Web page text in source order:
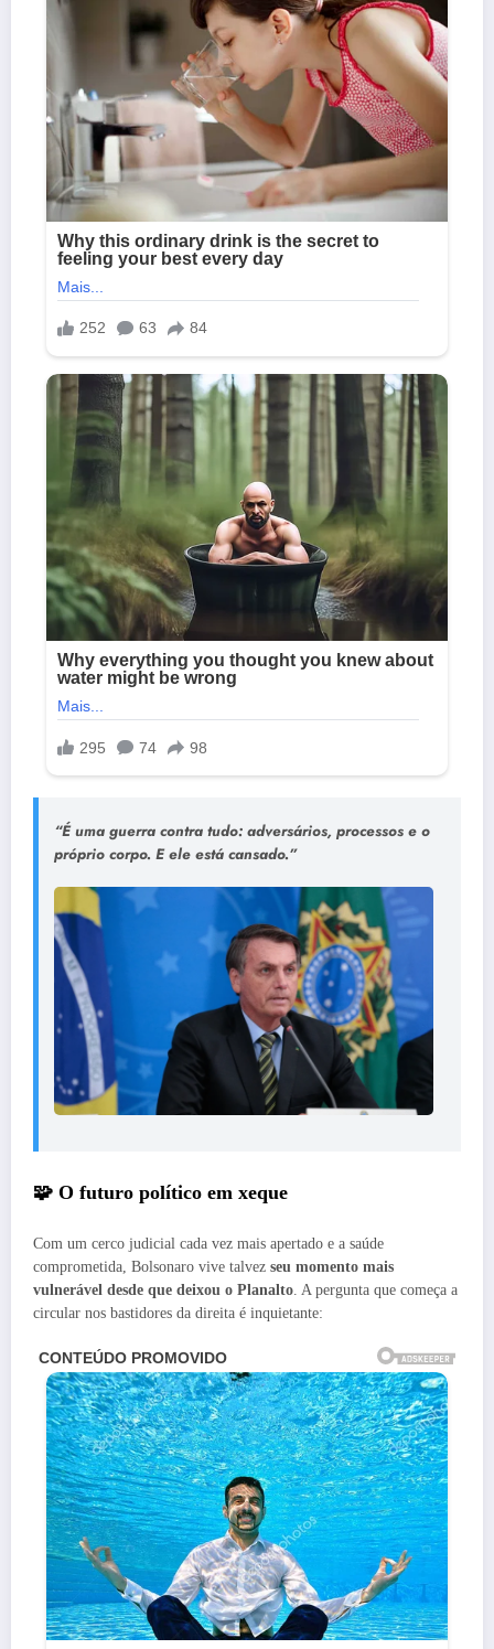
“É uma guerra contra tudo: adversários, processos e o
próprio corpo. E ele está cansado.”
🧩 O futuro político em xeque
Com um cerco judicial cada vez mais apertado e a saúde
comprometida, Bolsonaro vive talvez seu momento mais
vulnerável desde que deixou o Planalto. A pergunta que começa a
circular nos bastidores da direita é inquietante: